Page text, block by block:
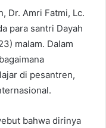
Dr. Amri Fatmi, Lc.
para santri Dayah
malam. Dalam
di pesantren,
bahwa dirinya